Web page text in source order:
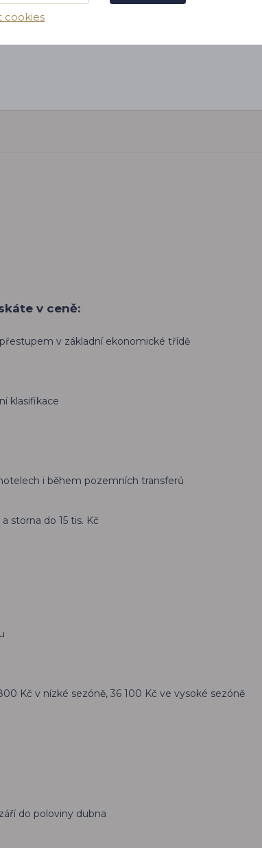
v ceně:
v základní ekonomické třídě
klasifikace
i během pozemních transferů
storna do 15 tis. Kč
Kč v nízké sezóně, 36 100 Kč ve vysoké sezóně
do poloviny dubna
cookies